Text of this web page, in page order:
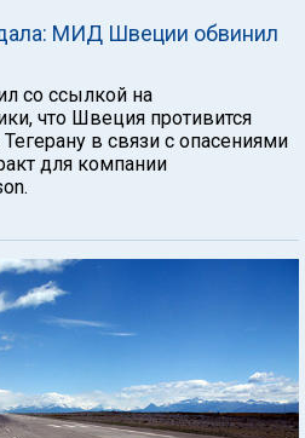
МИД Швеции обвинил
со ссылкой на
что Швеция противится
в связи с опасениями
для компании